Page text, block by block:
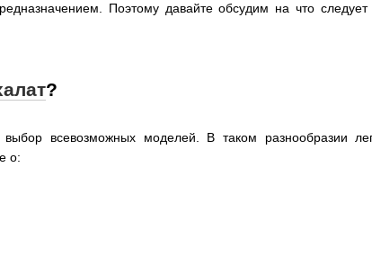
Поэтому давайте обсудим на что следует
?
всевозможных моделей. В таком разнообразии
о: